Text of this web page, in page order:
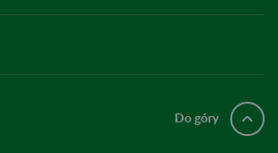
Do góry